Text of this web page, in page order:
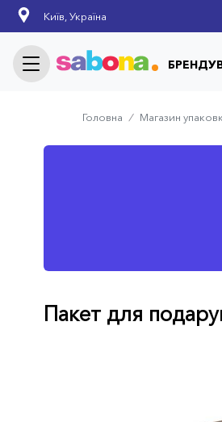
Skip
content
Київ, Україна
Головна ⁄ Магазин
Пакет для